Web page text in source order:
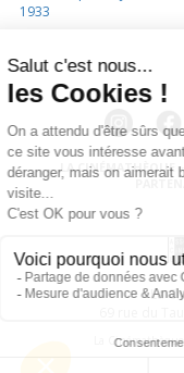
1933
LA CINÉMATHÈQUE ·
La
La